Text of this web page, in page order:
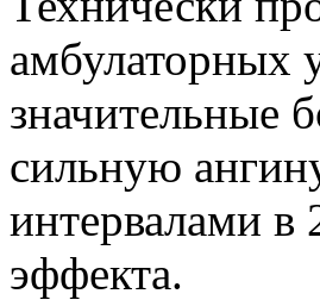
амбулаторных
значительные
сильную
интервалами в
эффекта.